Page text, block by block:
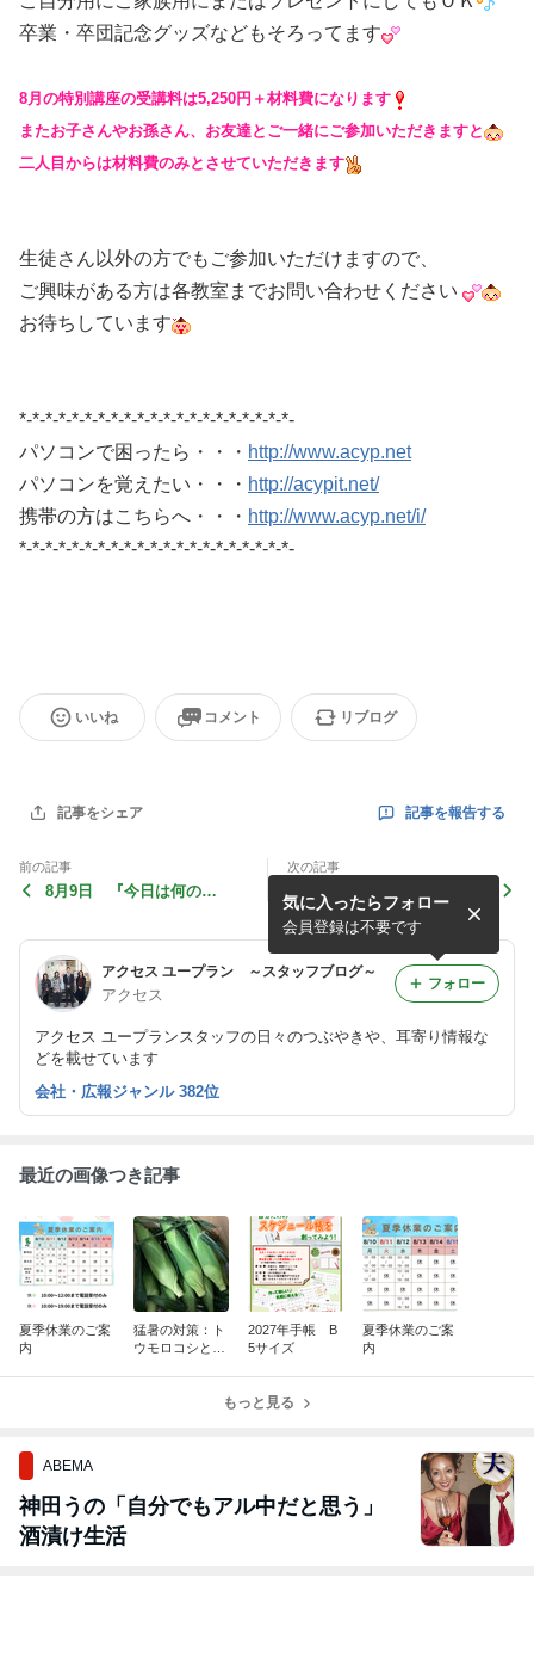
卒業・卒団記念グッズなどもそろってます
8月の特別講座の受講料は5,250円＋材料費になります
またお子さんやお孫さん、お友達とご一緒にご参加いただきますと
二人目からは材料費のみとさせていただきます
生徒さん以外の方でもご参加いただけますので、
ご興味がある方は各教室までお問い合わせください
お待ちしています
*-*-*-*-*-*-*-*-*-*-*-*-*-*-*-*-*-*-*-*-*-
パソコンで困ったら・・・ http://www.acyp.net
パソコンを覚えたい・・・ http://acypit.net/
携帯の方はこちらへ・・・ http://www.acyp.net/i/
*-*-*-*-*-*-*-*-*-*-*-*-*-*-*-*-*-*-*-*-*-
いいね コメント リブログ
記事をシェア 記事を報告する
前の記事
8月9日 『今日は何の
次の記事
8月8日 『今日は何の
日？』
アクセス ユープラン ～スタッフブログ～
アクセス
アクセス ユープランスタッフの日々のつぶやきや、耳寄り情報な
どを載せています
気に入ったらフォロー
会員登録は不要です
フォロー
会社・広報ジャンル 382位
最近の画像つき記事
夏季休業のご案
内
猛暑の対策：ト
ウモロコシと小
2027年手帳 B
5サイズ
夏季休業のご案
内
もっと見る
ABEMA
神田うの「自分でもアル中だと思う」
酒漬け生活